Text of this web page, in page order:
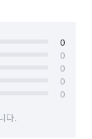
0
0
0
0
0
다.